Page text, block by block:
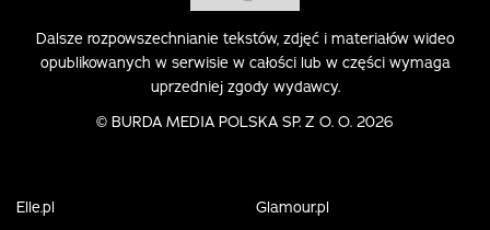
Dalsze rozpowszechnianie tekstów, zdjęć i materiałów wideo
opublikowanych w serwisie w całości lub w części wymaga
uprzedniej zgody wydawcy.
© BURDA MEDIA POLSKA SP. Z O. O. 2026
Elle.pl
Glamour.pl